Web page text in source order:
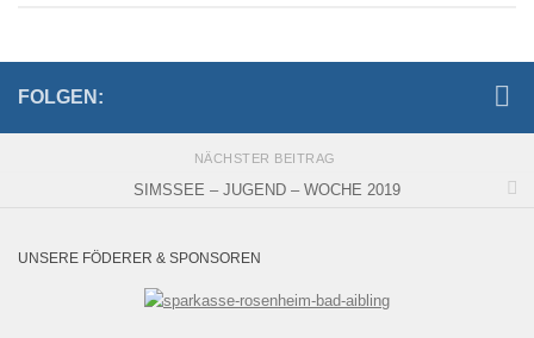
FOLGEN:
NÄCHSTER BEITRAG
SIMSSEE – JUGEND – WOCHE 2019
UNSERE FÖDERER & SPONSOREN